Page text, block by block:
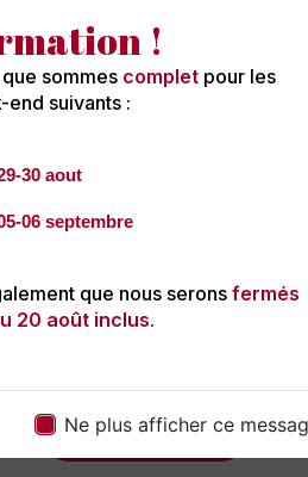
!
sommes completpour les
end suivants :
30 aout
06 septembre
que nous seronsfermés
20 août inclus.
Ne plus afficher ce
Personnalisation Maximale :
événement est unique. C'est
maximale pour répondre à
notre service en fonction de
culinaires et de l'ambiance
Contactez-Nous :
Si vous
de convivialité à votre
plus loin que Saveurs
discuter de vos besoins,
planifier un événement qui
Avec Saveurs Ensoleillées,
En savoir plus